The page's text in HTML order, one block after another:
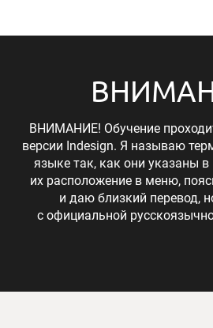
ВНИМАНИЕ! Обучение
версии Indesign. Я называю
языке так, как они указаны
их расположение в меню,
и даю близкий перевод,
с официальной